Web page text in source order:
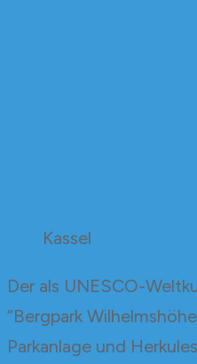
Kassel
Der als UNESCO-
“Bergpark
Parkanlage und